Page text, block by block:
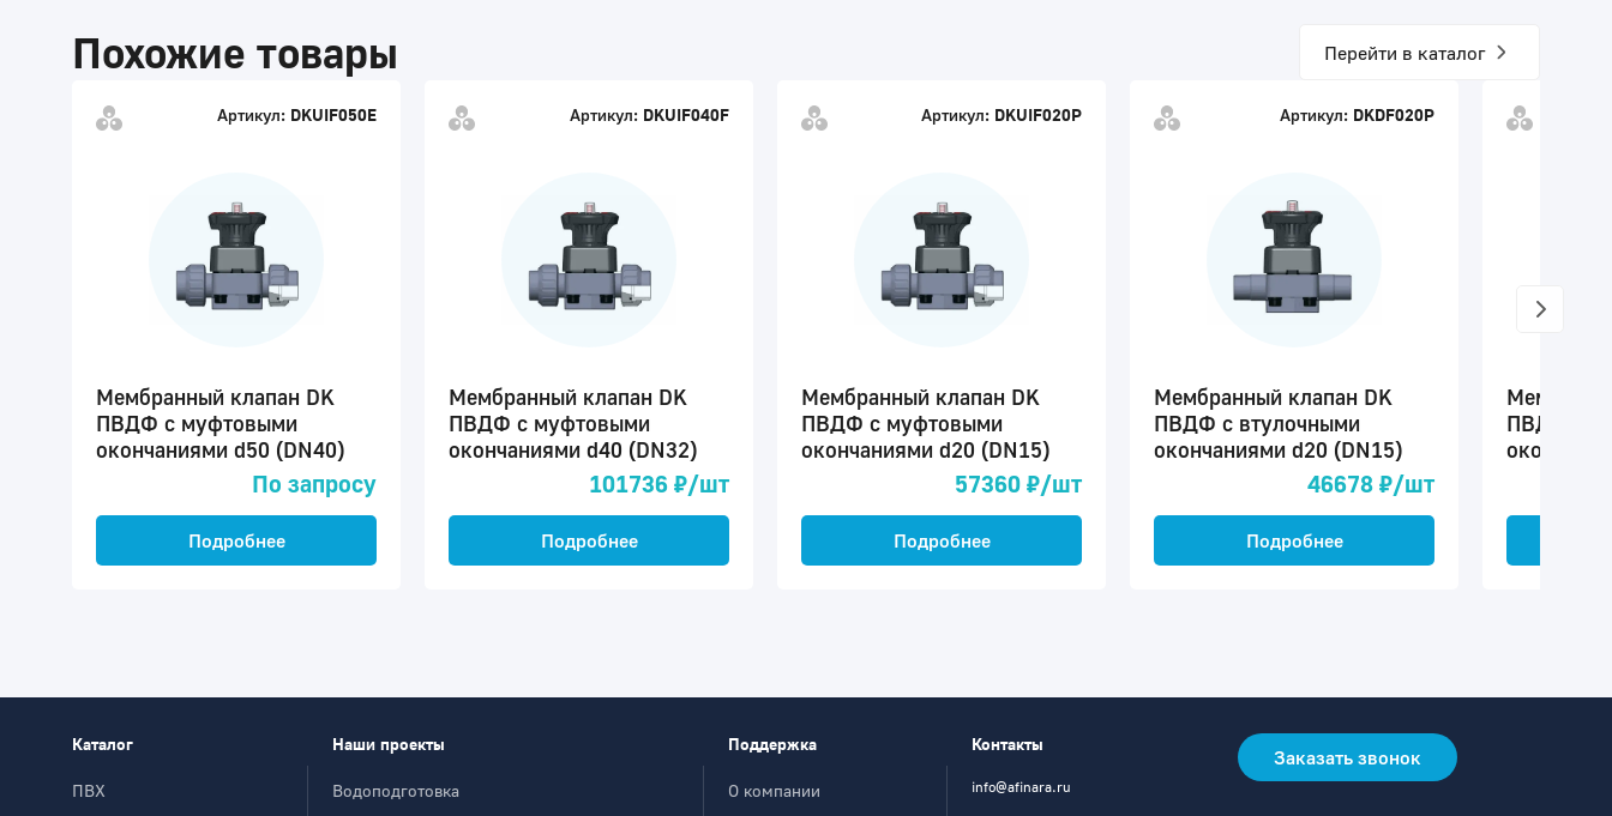
Похожие товары Перейти в каталог
Артикул: DKUIF050E
Мембранный клапан DK
ПВДФ c муфтовыми
окончаниями d50 (DN40)
По запросу
Подробнее
Артикул: DKUIF040F
Мембранный клапан DK
ПВДФ c муфтовыми
окончаниями d40 (DN32)
101736 ₽/шт
Подробнее
Артикул: DKUIF020P
Мембранный клапан DK
ПВДФ c муфтовыми
окончаниями d20 (DN15)
57360 ₽/шт
Подробнее
Артикул: DKDF020P
Мембранный клапан DK
ПВДФ c втулочными
окончаниями d20 (DN15)
46678 ₽/шт
Подробнее
ПВДФ c
Каталог
ПВХ
Наши проекты
Водоподготовка
Поддержка
О компании
Контакты
info@afinara.ru
Заказать звонок